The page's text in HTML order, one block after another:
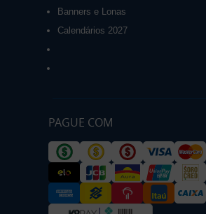
Banners e Lonas
Calendários 2027
PAGUE COM